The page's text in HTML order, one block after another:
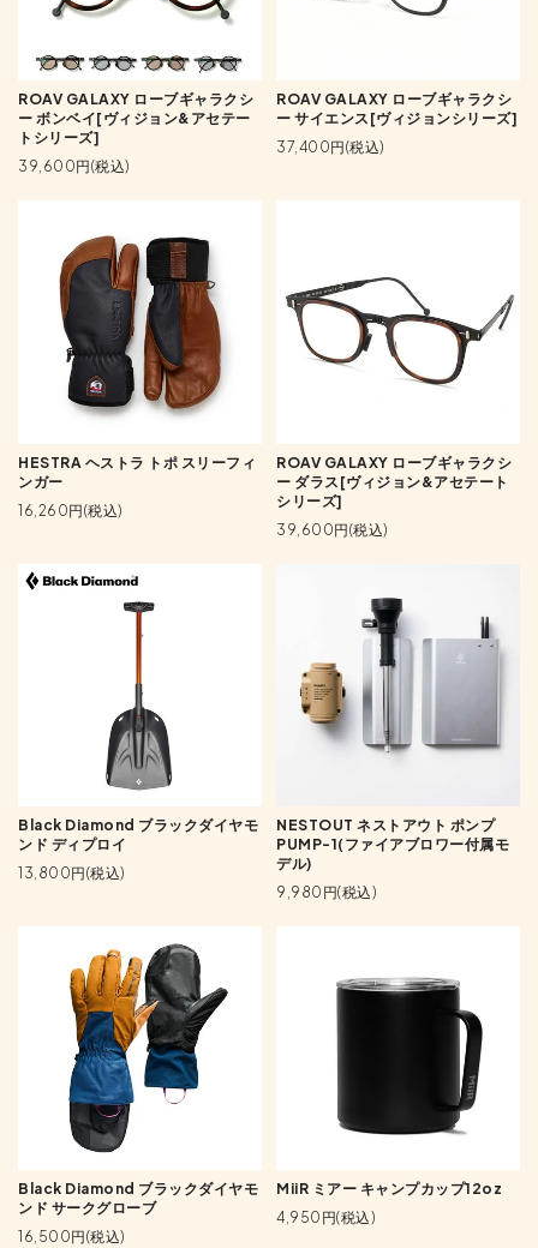
ROAV GALAXY ローブギャラクシ
ー ボンベイ[ヴィジョン&アセテー
トシリーズ]
39,600円(税込)
ROAV GALAXY ローブギャラクシ
ー サイエンス[ヴィジョンシリーズ]
37,400円(税込)
HESTRA ヘストラ トポ スリーフィ
ンガー
16,260円(税込)
ROAV GALAXY ローブギャラクシ
ー ダラス[ヴィジョン&アセテート
シリーズ]
39,600円(税込)
Black Diamond ブラックダイヤモ
ンド ディプロイ
13,800円(税込)
NESTOUT ネストアウト ポンプ
PUMP-1(ファイアブロワー付属モ
デル)
9,980円(税込)
Black Diamond ブラックダイヤモ
ンド サークグローブ
16,500円(税込)
MiiR ミアー キャンプカップ12oz
4,950円(税込)